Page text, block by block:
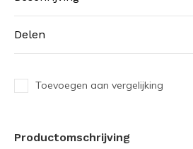
Delen
Toevoegen aan vergelijking
Productomschrijving